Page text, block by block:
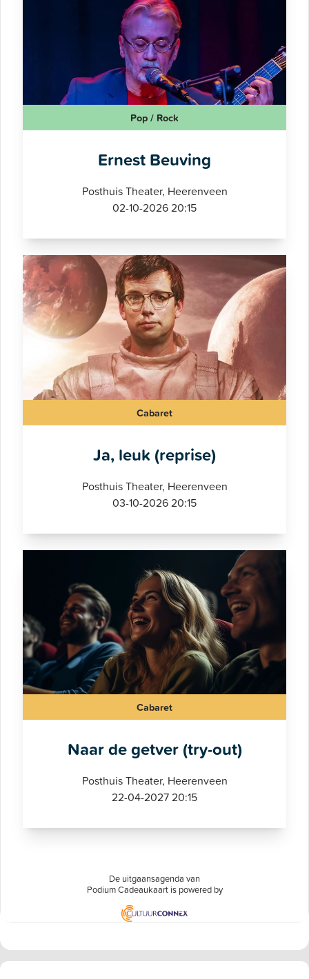
Pop / Rock
Ernest Beuving
Posthuis Theater, Heerenveen
02-10-2026 20:15
Cabaret
Ja, leuk (reprise)
Posthuis Theater, Heerenveen
03-10-2026 20:15
Cabaret
Naar de getver (try-out)
Posthuis Theater, Heerenveen
22-04-2027 20:15
De uitgaansagenda van
Podium Cadeaukaart is powered by